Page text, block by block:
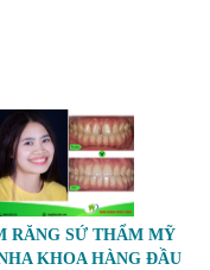
RĂNG SỨ THẨM MỸ
KHOA HÀNG ĐẦU